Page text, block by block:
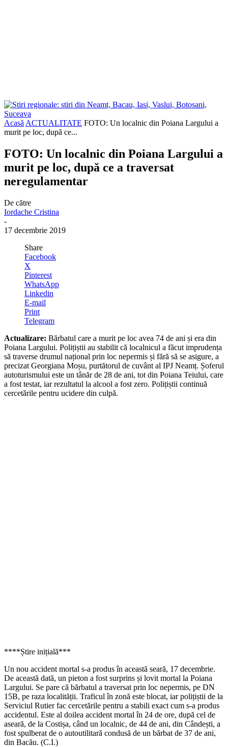
Acasă ACTUALITATE FOTO: Un localnic din Poiana Largului a
murit pe loc, după ce...
FOTO: Un localnic din Poiana Largului a
murit pe loc, după ce a traversat
neregulamentar
De către
Iordache Cristina
-
17 decembrie 2019
Share
Facebook
X
Pinterest
WhatsApp
Linkedin
E-mail
Print
Telegram
Actualizare: Bărbatul care a murit pe loc avea 74 de ani și era din
Poiana Largului. Polițiștii au stabilit că localnicul a făcut imprudența
să traverse drumul național prin loc nepermis și fără să se asigure, a
precizat Georgiana Moșu, purtătorul de cuvânt al IPJ Neamț. Șoferul
autoturismului este un tânăr de 28 de ani, tot din Poiana Teiului, care
a fost testat, iar rezultatul la alcool a fost zero. Polițiștii continuă
cercetările pentru ucidere din culpă.
****Știre inițială***
Un nou accident mortal s-a produs în această seară, 17 decembrie.
De această dată, un pieton a fost surprins și lovit mortal la Poiana
Largului. Se pare că bărbatul a traversat prin loc nepermis, pe DN
15B, pe raza localității. Traficul în zonă este blocat, iar polițiștii de la
Serviciul Rutier fac cercetările pentru a stabili exact cum s-a produs
accidentul. Este al doilea accident mortal în 24 de ore, după cel de
aseară, de la Costișa, când un localnic, de 44 de ani, din Cândești, a
fost spulberat de o autoutilitară condusă de un bărbat de 37 de ani,
din Bacău. (C.I.)